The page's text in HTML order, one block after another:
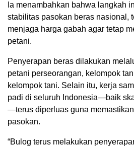
Ia menambahkan bahwa langkah
stabilitas pasokan beras nasional,
menjaga harga gabah agar tetap
petani.
Penyerapan beras dilakukan
petani perseorangan, kelompok
kelompok tani. Selain itu, kerja
padi di seluruh Indonesia—baik
—terus diperluas guna
pasokan.
“Bulog terus melakukan